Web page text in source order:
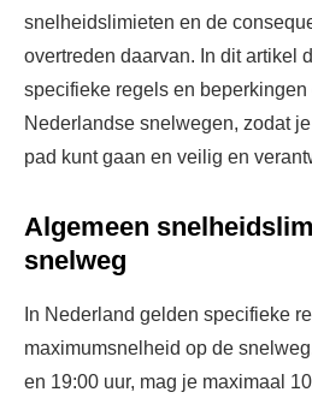
snelheidslimieten en de
overtreden daarvan. In dit artikel
specifieke regels en
Nederlandse snelwegen, zodat
pad kunt gaan en veilig en
Algemeen
snelweg
In Nederland gelden specifieke
maximumsnelheid op de
en 19:00 uur, mag je maximaal